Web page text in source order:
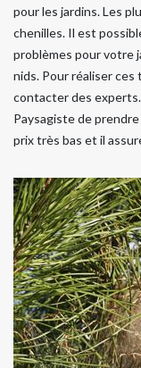
pour les jardins. Les
chenilles. Il est
problèmes pour votre
nids. Pour réaliser
contacter des experts.
Paysagiste de
prix très bas et il